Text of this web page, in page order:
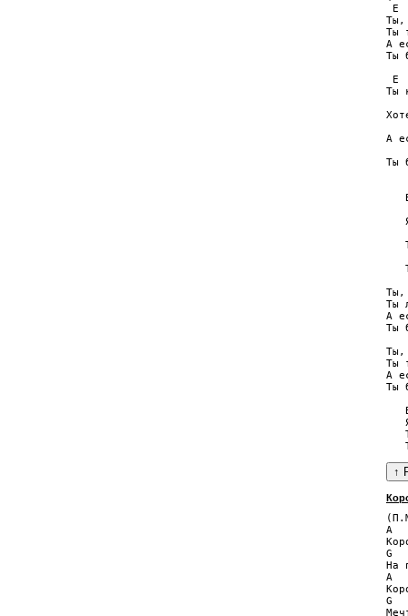
E
Ты,
Ты
А
Ты
E
Ты
А
Ты
Ты,
Ты
А
Ты
Ты,
Ты
А
Ты
A
G
На
A
G